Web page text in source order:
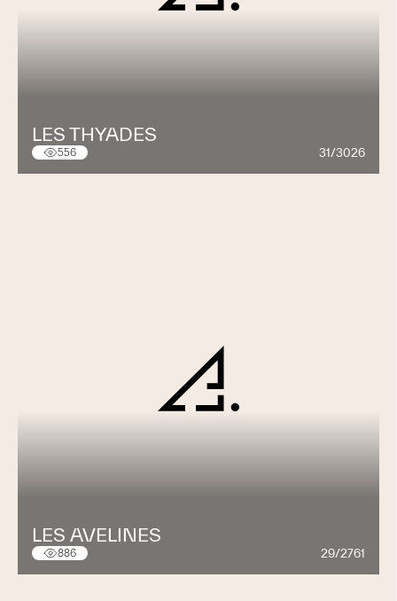
LES THYADES
556 31/3026
LES AVELINES
886 29/2761